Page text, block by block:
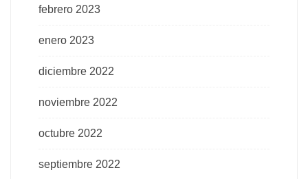
febrero 2023
enero 2023
diciembre 2022
noviembre 2022
octubre 2022
septiembre 2022